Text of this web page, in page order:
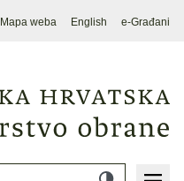
Mapa weba English e-Građani